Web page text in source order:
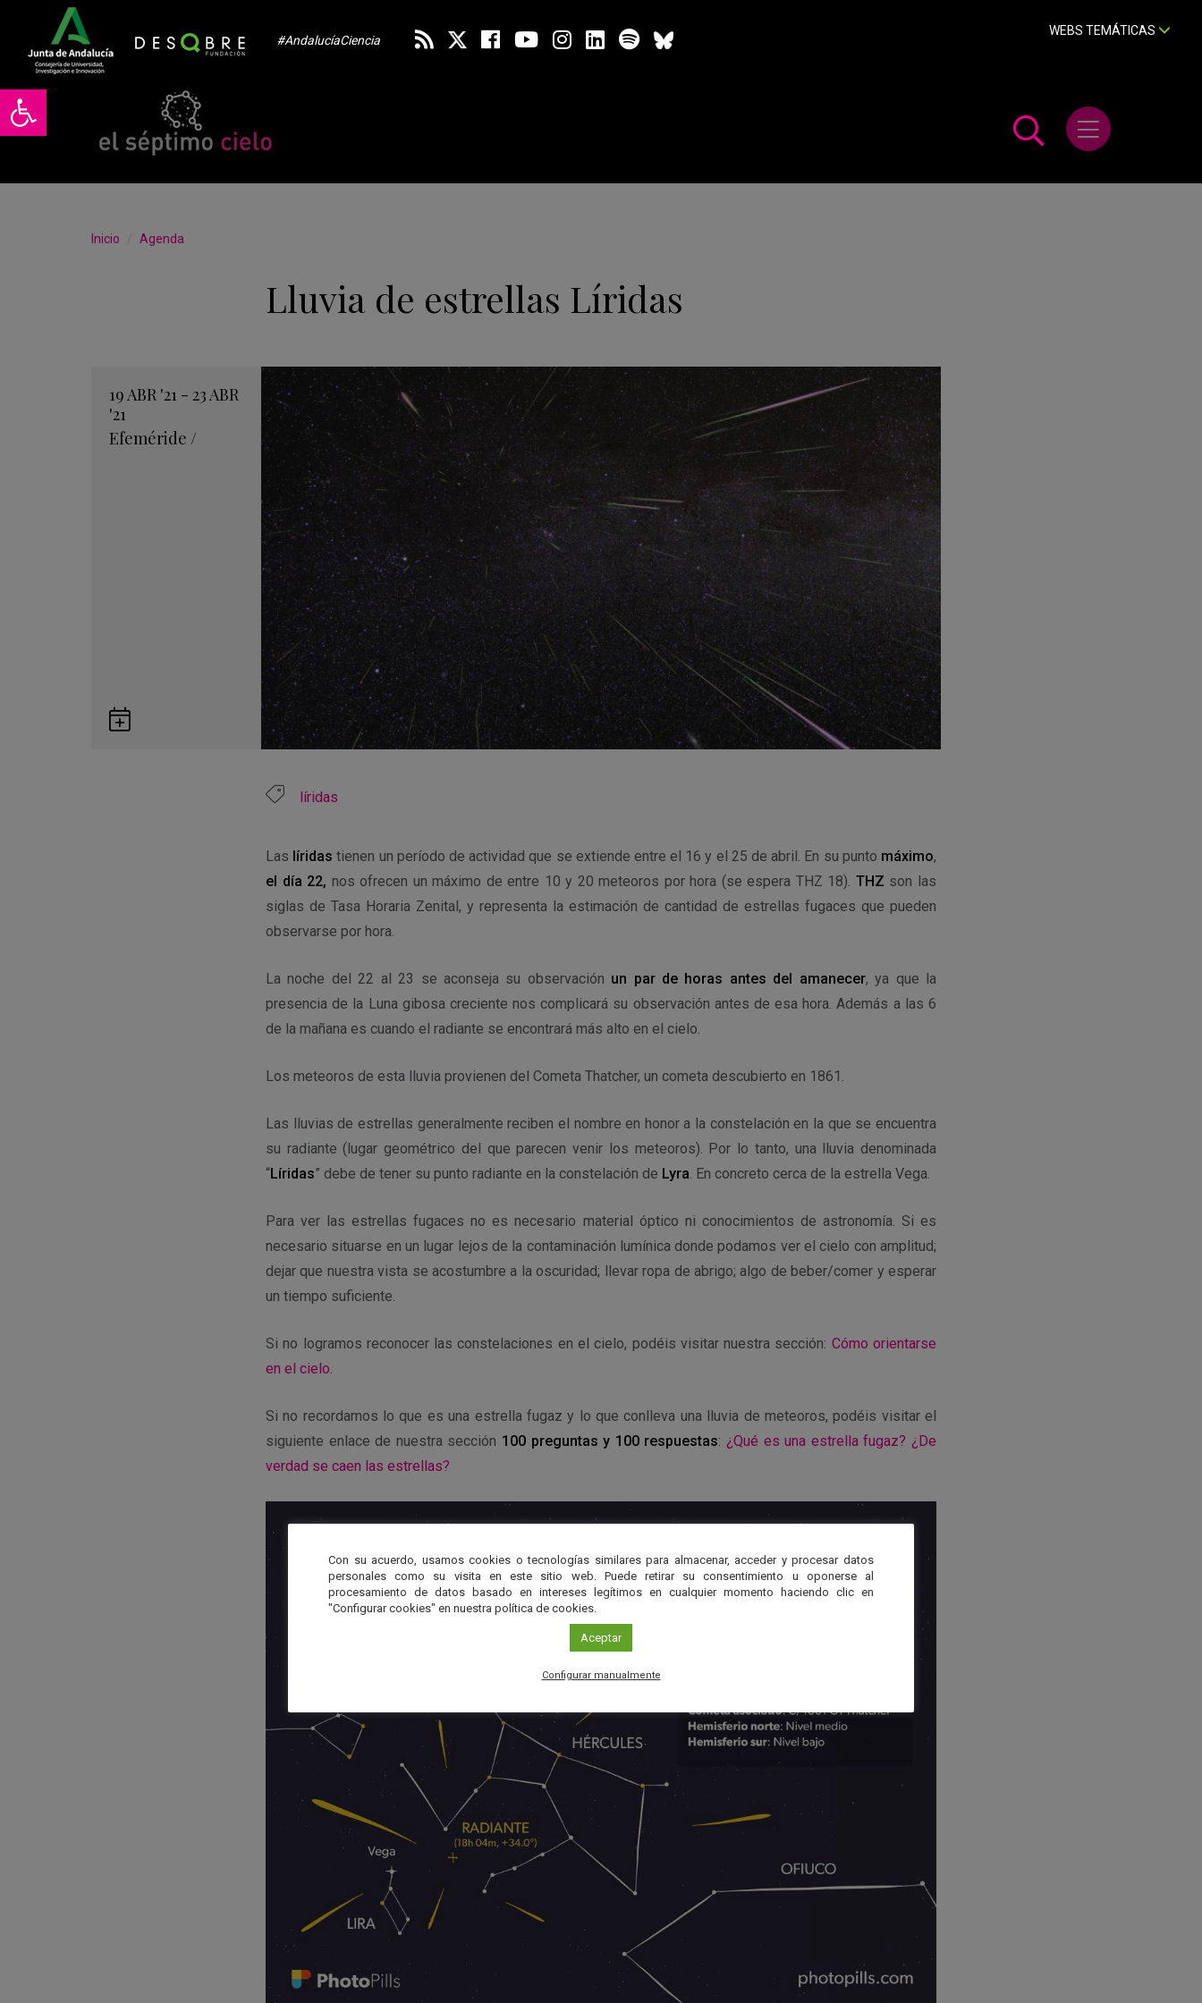
Abrir barra de herramientas
#AndalucíaCiencia
WEBS TEMÁTICAS
Abrir menú
Inicio Agenda
Lluvia de estrellas Líridas
19ABR '21 - 23ABR
'21
Efeméride /
Guardar
en
líridas
Las líridas tienen un período de actividad que se extiende entre el 16 y el 25 de abril. En su punto máximo,
el día 22, nos ofrecen un máximo de entre 10 y 20 meteoros por hora (se espera THZ 18). THZ son las
siglas de Tasa Horaria Zenital, y representa la estimación de cantidad de estrellas fugaces que pueden
observarse por hora.
La noche del 22 al 23 se aconseja su observación un par de horas antes del amanecer, ya que la
presencia de la Luna gibosa creciente nos complicará su observación antes de esa hora. Además a las 6
de la mañana es cuando el radiante se encontrará más alto en el cielo.
Los meteoros de esta lluvia provienen del Cometa Thatcher, un cometa descubierto en 1861
Las lluvias de estrellas generalmente reciben el nombre en honor a la constelación en la que se encuentra
su radiante (lugar geométrico del que parecen venir los meteoros). Por lo tanto, una lluvia denominada
“Líridas” debe de tener su punto radiante en la constelación de Lyra . En concreto cerca de la estrella Vega.
Para ver las estrellas fugaces no es necesario material óptico ni conocimientos de astronomía. Si es
necesario situarse en un lugar lejos de la contaminación lumínica donde podamos ver el cielo con amplitud;
dejar que nuestra vista se acostumbre a la oscuridad; llevar ropa de abrigo; algo de beber/comer y esperar
un tiempo suficiente.
Si no logramos reconocer las constelaciones en el cielo, podéis visitar nuestra sección: Cómo orientarse
en el cielo.
Si no recordamos lo que es una estrella fugaz y lo que conlleva una lluvia de meteoros, podéis visitar el
siguiente enlace de nuestra sección 100 preguntas y 100 respuestas: ¿Qué es una estrella fugaz? ¿De
verdad se caen las estrellas?
Con su acuerdo, usamos cookies o tecnologías similares para almacenar, acceder y procesar datos
personales como su visita en este sitio web. Puede retirar su consentimiento u oponerse al
procesamiento de datos basado en intereses legítimos en cualquier momento haciendo clic en
"Configurar cookies" en nuestra política de cookies.
Aceptar
Configurar manualmente